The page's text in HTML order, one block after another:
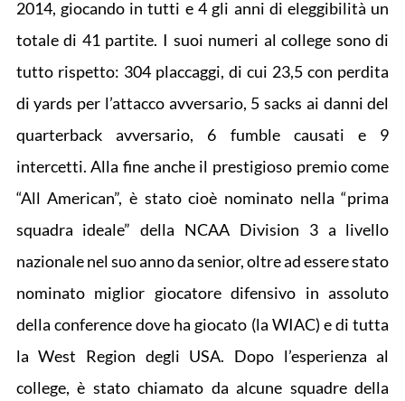
2014, giocando in tutti e 4 gli anni di eleggibilità un
totale di 41 partite. I suoi numeri al college sono di
tutto rispetto: 304 placcaggi, di cui 23,5 con perdita
di yards per l’attacco avversario, 5 sacks ai danni del
quarterback avversario, 6 fumble causati e 9
intercetti. Alla fine anche il prestigioso premio come
“All American”, è stato cioè nominato nella “prima
squadra ideale” della NCAA Division 3 a livello
nazionale nel suo anno da senior, oltre ad essere stato
nominato miglior giocatore difensivo in assoluto
della conference dove ha giocato (la WIAC) e di tutta
la West Region degli USA. Dopo l’esperienza al
college, è stato chiamato da alcune squadre della